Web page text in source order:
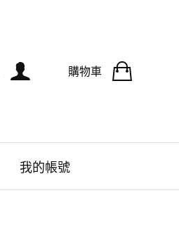
購物車
我的帳號